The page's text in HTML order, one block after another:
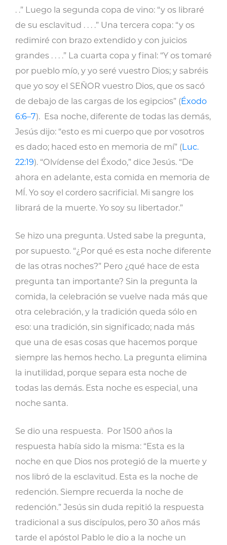
. .” Luego la segunda copa de vino: “y os libraré
de su esclavitud . . . .” Una tercera copa: “y os
redimiré con brazo extendido y con juicios
grandes . . . .” La cuarta copa y final: “Y os tomaré
por pueblo mío, y yo seré vuestro Dios; y sabréis
que yo soy el SEÑOR vuestro Dios, que os sacó
de debajo de las cargas de los egipcios” (Éxodo
6:6–7). Esa noche, diferente de todas las demás,
Jesús dijo: “esto es mi cuerpo que por vosotros
es dado; haced esto en memoria de mí” (Luc.
22:19). “Olvídense del Éxodo,” dice Jesús. “De
ahora en adelante, esta comida en memoria de
MÍ. Yo soy el cordero sacrificial. Mi sangre los
librará de la muerte. Yo soy su libertador.”
Se hizo una pregunta. Usted sabe la pregunta,
por supuesto. “¿Por qué es esta noche diferente
de las otras noches?” Pero ¿qué hace de esta
pregunta tan importante? Sin la pregunta la
comida, la celebración se vuelve nada más que
otra celebración, y la tradición queda sólo en
eso: una tradición, sin significado; nada más
que una de esas cosas que hacemos porque
siempre las hemos hecho. La pregunta elimina
la inutilidad, porque separa esta noche de
todas las demás. Esta noche es especial, una
noche santa.
Se dio una respuesta. Por 1500 años la
respuesta había sido la misma: “Esta es la
noche en que Dios nos protegió de la muerte y
nos libró de la esclavitud. Esta es la noche de
redención. Siempre recuerda la noche de
redención.” Jesús sin duda repitió la respuesta
tradicional a sus discípulos, pero 30 años más
tarde el apóstol Pablo le dio a la noche un